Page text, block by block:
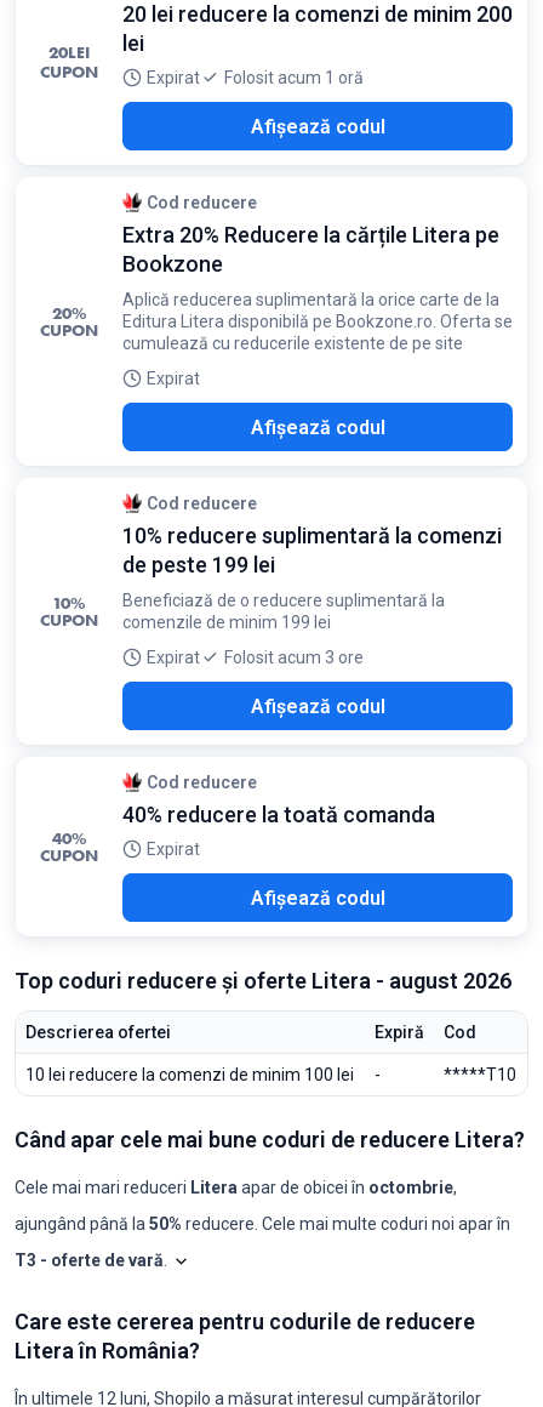
20LEI
CUPON
20 lei reducere la comenzi de minim 200
lei
Expirat Folosit acum 1 oră
Afișează codul
20%
CUPON
Cod reducere
Extra 20% Reducere la cărțile Litera pe
Bookzone
Aplică reducerea suplimentară la orice carte de la
Editura Litera disponibilă pe Bookzone.ro. Oferta se
cumulează cu reducerile existente de pe site
Expirat
Afișează codul
10%
CUPON
Cod reducere
10% reducere suplimentară la comenzi
de peste 199 lei
Beneficiază de o reducere suplimentară la
comenzile de minim 199 lei
Expirat
Folosit acum 3 ore
Afișează codul
40%
CUPON
Cod reducere
40% reducere la toată comanda
Expirat
Afișează codul
Top coduri reducere și oferte Litera - august 2026
Descrierea ofertei Expiră Cod
10 lei reducere la comenzi de minim 100 lei - *****T10
Când apar cele mai bune coduri de reducere Litera?
Cele mai mari reduceri Litera apar de obicei în octombrie,
ajungând până la 50% reducere. Cele mai multe coduri noi apar în
T3 - oferte de vară
Luna
Coduri noiReducere maximăReducere minimăCoduri ≥50%
2025-08 0 -
2025-101 50% 50% 1
Care este cererea pentru codurile de reducere
Litera în România?
În ultimele 12 luni, Shopilo a măsurat interesul cumpărătorilor